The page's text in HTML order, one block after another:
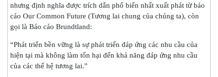
nhưng định nghĩa được trích dẫn phổ biến nhất xuất phát từ báo
cáo Our Common Future (Tương lai chung của chúng ta), còn
gọi là Báo cáo Brundtland:
“Phát triển bền vững là sự phát triển đáp ứng các nhu cầu của
hiện tại mà không làm tổn hại đến khả năng đáp ứng nhu cầu
của các thế hệ tương lai.”